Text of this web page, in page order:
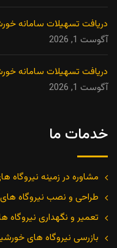
دریافت تسهیلات سامانه
آگوست 1, 2026
دریافت تسهیلات سامانه
آگوست 1, 2026
خدمات ما
مشاوره در زمینه نیروگاه
طراحی و نصب نیروگاه
تعمیر و نگهداری
بازرسی نیروگاه های